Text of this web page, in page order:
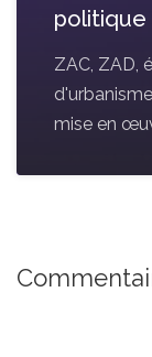
politique
ZAC, ZAD,
mise en